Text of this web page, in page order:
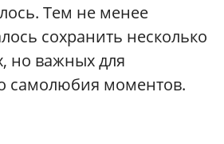
Тем не менее
сохранить несколько
но важных для
самолюбия моментов.